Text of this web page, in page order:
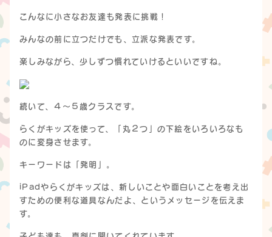
こんなに小さなお友達も発表に挑戦！
みんなの前に立つだけでも、立派な発表です。
楽しみながら、少しずつ慣れていけるといいですね。
続いて、４〜５歳クラスです。
らくがキッズを使って、「丸２つ」の下絵をいろいろなも
のに変身させます。
キーワードは「発明」。
iPadやらくがキッズは、新しいことや面白いことを考え出
すための便利な道具なんだよ、というメッセージを伝えま
す。